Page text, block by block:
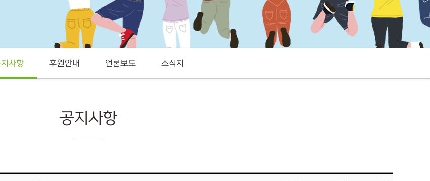
사항 후원안내 언론보도 소식지
공지사항